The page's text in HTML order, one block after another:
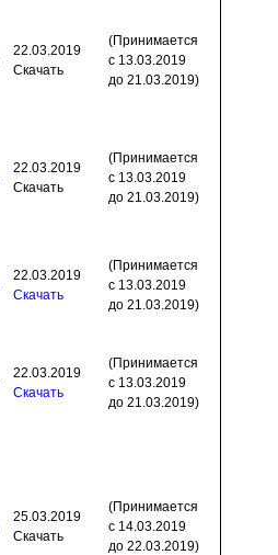
22.03.2019
Скачать
(Принимается
с 13.03.2019
до 21.03.2019)
22.03.2019
Скачать
(Принимается
с 13.03.2019
до 21.03.2019)
22.03.2019
Скачать
(Принимается
с 13.03.2019
до 21.03.2019)
22.03.2019
Скачать
(Принимается
с 13.03.2019
до 21.03.2019)
25.03.2019
Скачать
(Принимается
с 14.03.2019
до 22.03.2019)